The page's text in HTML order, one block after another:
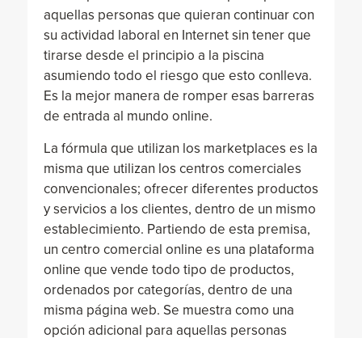
aquellas personas que quieran continuar con
su actividad laboral en Internet sin tener que
tirarse desde el principio a la piscina
asumiendo todo el riesgo que esto conlleva.
Es la mejor manera de romper esas barreras
de entrada al mundo online.
La fórmula que utilizan los marketplaces es la
misma que utilizan los centros comerciales
convencionales; ofrecer diferentes productos
y servicios a los clientes, dentro de un mismo
establecimiento. Partiendo de esta premisa,
un centro comercial online es una plataforma
online que vende todo tipo de productos,
ordenados por categorías, dentro de una
misma página web. Se muestra como una
opción adicional para aquellas personas